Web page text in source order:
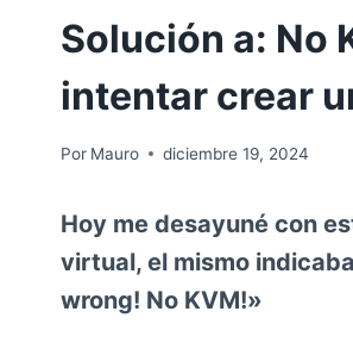
Solución a: No
intentar crear
Por Mauro diciembre 19, 2024
Hoy me desayuné con
virtual, el mismo
wrong! No KVM!»